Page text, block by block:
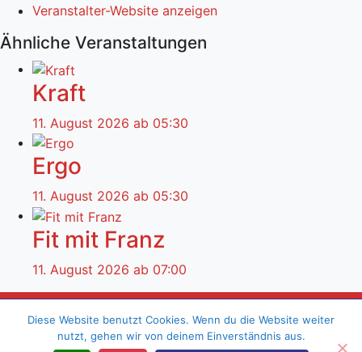
Veranstalter-Website anzeigen
Ähnliche Veranstaltungen
Kraft
11. August 2026 ab 05:30
Ergo
11. August 2026 ab 05:30
Fit mit Franz
11. August 2026 ab 07:00
Kontakt Impressum Datenschutzerklärung
Diese Website benutzt Cookies. Wenn du die Website weiter
nutzt, gehen wir von deinem Einverständnis aus.